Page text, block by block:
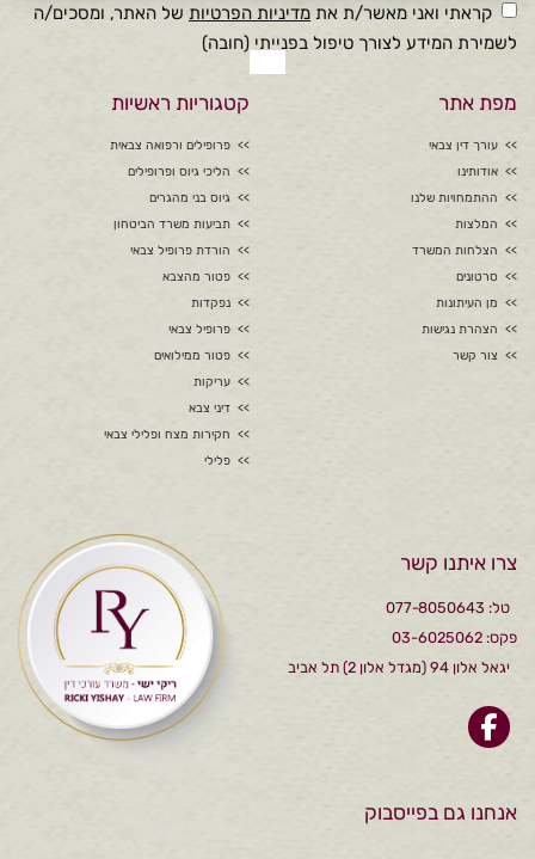
קראתי ואני מאשר/ת את מדיניות הפרטיות של האתר, ומסכים/ה
לשמירת המידע לצורך טיפול בפנייתי (חובה)
מפת אתר
עורך דין צבאי
אודותינו
ההתמחויות שלנו
המלצות
הצלחות המשרד
סרטונים
מן העיתונות
הצהרת נגישות
צור קשר
קטגוריות ראשיות
פרופילים ורפואה צבאית
הליכי גיוס ופרופילים
גיוס בני מהגרים
תביעות משרד הביטחון
הורדת פרופיל צבאי
פטור מהצבא
נפקדות
פרופיל צבאי
פטור ממילואים
עריקות
דיני צבא
חקירות מצח ופלילי צבאי
פלילי
צרו איתנו קשר
טל: 077-8050643
פקס: 03-6025062
יגאל אלון 94 (מגדל אלון 2) תל אביב
אנחנו גם בפייסבוק